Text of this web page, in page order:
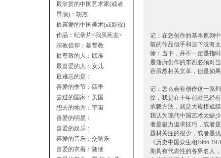
最欣赏的中国艺术家(或者
导演)：胡杰
最喜爱的中国美术(或影视)
作品：纪录片<我虽死去>
宗教信仰：基督教
最尊敬的人：顾准
最喜爱的人：女儿
最难忘的是：
喜爱的季节：四季
去过的国家：美国
想去的地方：宇宙
喜爱的明星：
喜爱的娱乐：
喜爱的音乐：交响乐
喜爱的衣着：随便
记：在您创作的基本原则
前的作品似乎和当下没有
徐：当下，并不一定是指
是指所创作的东西必须对
容虽然相关文革，但是如
记：怎么会有创作这一系
徐：我是在十年前就已经
承载方法，就是大规模成
我认为现代中国艺术太缺
者是极力追求技巧，或者
题材关注的很少，或者是
《历史中国众生相1966-
期具有代表性的各界名人